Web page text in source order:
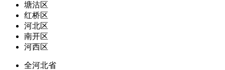
塘沽区
红桥区
河北区
南开区
河西区
全河北省